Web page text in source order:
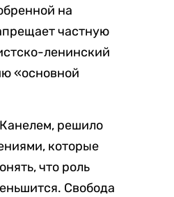
на
частную
ленинский
«основной
решило
которые
что роль
Свобода